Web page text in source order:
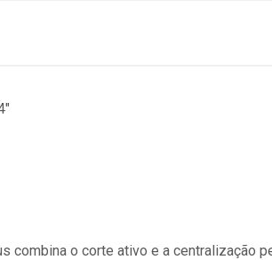
combina o corte ativo e a centralização